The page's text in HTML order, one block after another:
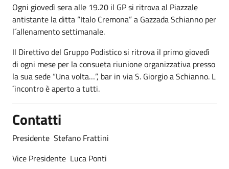
Ogni giovedì sera alle 19.20 il GP si ritrova al Piazzale
antistante la ditta “Italo Cremona” a Gazzada Schianno per
l´allenamento settimanale.
Il Direttivo del Gruppo Podistico si ritrova il primo giovedì
di ogni mese per la consueta riunione organizzativa presso
la sua sede “Una volta…”, bar in via S. Giorgio a Schianno. L
´incontro è aperto a tutti.
Contatti
Presidente ­ Stefano Frattini
Vice Presidente ­ Luca Ponti